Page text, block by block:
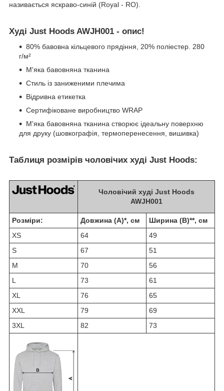
називається яскраво-синій (Royal - RO).
Худі Just Hoods AWJH001 - опис!
80% бавовна кільцевого прядіння, 20% поліестер. 280
г/м²
М'яка бавовняна тканина
Стиль із заниженими плечима
Відривна етикетка
Сертифіковане виробництво WRAP
М'яка бавовняна тканина створює ідеальну поверхню
для друку (шовкографія, термоперенесення, вишивка)
Таблиця розмірів чоловічих худі Just Hoods:
Чоловічий худі Just Hoods
AWJH001
Розміри: Довжина (A)*, см
Ширина (B)**, см
XS
64
49
S
67
51
M
70
56
L
73
61
XL
76
65
XXL
79
69
3XL
82 73